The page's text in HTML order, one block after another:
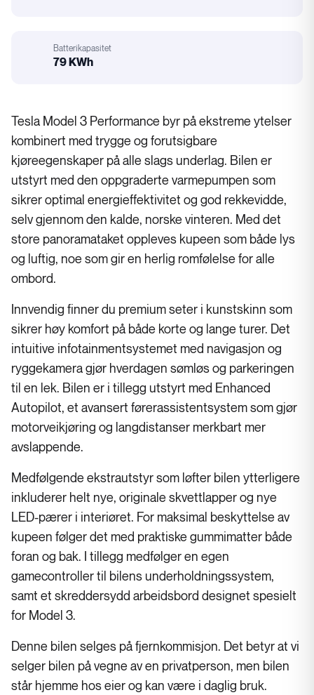
Batterikapasitet
79 KWh
Tesla Model 3 Performance byr på ekstreme ytelser
kombinert med trygge og forutsigbare
kjøreegenskaper på alle slags underlag. Bilen er
utstyrt med den oppgraderte varmepumpen som
sikrer optimal energieffektivitet og god rekkevidde,
selv gjennom den kalde, norske vinteren. Med det
store panoramataket oppleves kupeen som både lys
og luftig, noe som gir en herlig romfølelse for alle
ombord.
Innvendig finner du premium seter i kunstskinn som
sikrer høy komfort på både korte og lange turer. Det
intuitive infotainmentsystemet med navigasjon og
ryggekamera gjør hverdagen sømløs og parkeringen
til en lek. Bilen er i tillegg utstyrt med Enhanced
Autopilot, et avansert førerassistentsystem som gjør
motorveikjøring og langdistanser merkbart mer
avslappende.
Medfølgende ekstrautstyr som løfter bilen ytterligere
inkluderer helt nye, originale skvettlapper og nye
LED-pærer i interiøret. For maksimal beskyttelse av
kupeen følger det med praktiske gummimatter både
foran og bak. I tillegg medfølger en egen
gamecontroller til bilens underholdningssystem,
samt et skreddersydd arbeidsbord designet spesielt
for Model 3.
Denne bilen selges på fjernkommisjon. Det betyr at vi
selger bilen på vegne av en privatperson, men bilen
står hjemme hos eier og kan være i daglig bruk.